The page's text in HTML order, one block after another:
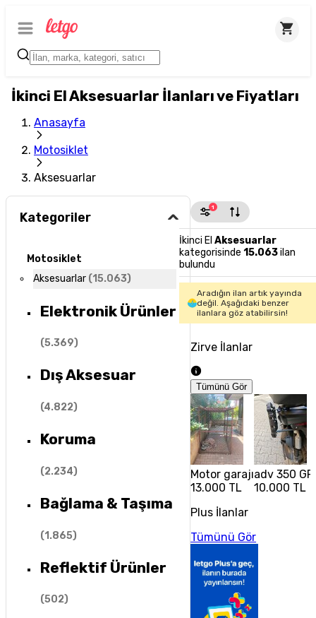
İkinci El Aksesuarlar İlanları ve Fiyatları
Anasayfa
Motosiklet
Aksesuarlar
Kategoriler
Motosiklet
Aksesuarlar (15.063)
Elektronik Ürünler
(5.369)
Dış Aksesuar
(4.822)
Koruma
(2.234)
Bağlama & Taşıma
(1.865)
Reflektif Ürünler
(502)
1
İkinci ElAksesuarlar
kategorisinde 15.063ilan
bulundu
Aradığın ilan artık yayında
değil. Aşağıdaki benzer
ilanlara göz atabilirsin!
Zirve İlanlar
Tümünü Gör
Motor garajı
13.000 TL
adv 350
10.000 TL
Plus İlanlar
Tümünü Gör